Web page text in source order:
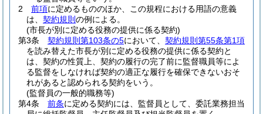
2
前項に定めるもののほか、この規程における用語の意義
は、 契約規則 の例による。
(市長が別に定める役務の提供に係る契約)
第3条
契約規則第103条の5において、 契約規則第55条第1項
を読み替えた市長が別に定める役務の提供に係る契約と
は、契約の性質上、契約の履行の完了前に監督職員等によ
る監督をしなければ契約の適正な履行を確保できないおそ
れがあると認められる契約をいう。
(監督員の一般的職務等)
第4条
前条に定める契約には、監督員として、委託業務担当